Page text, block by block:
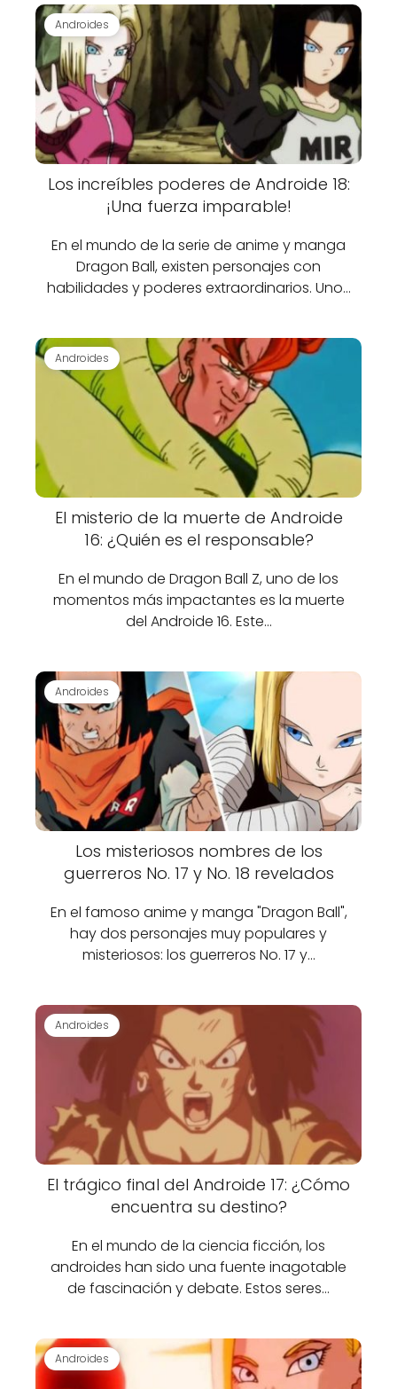
Androides
Los increíbles poderes de Androide 18:
¡Una fuerza imparable!
En el mundo de la serie de anime y manga
Dragon Ball, existen personajes con
habilidades y poderes extraordinarios. Uno…
Androides
El misterio de la muerte de Androide
16: ¿Quién es el responsable?
En el mundo de Dragon Ball Z, uno de los
momentos más impactantes es la muerte
del Androide 16. Este…
Androides
Los misteriosos nombres de los
guerreros No. 17 y No. 18 revelados
En el famoso anime y manga "Dragon Ball",
hay dos personajes muy populares y
misteriosos: los guerreros No. 17 y…
Androides
El trágico final del Androide 17: ¿Cómo
encuentra su destino?
En el mundo de la ciencia ficción, los
androides han sido una fuente inagotable
de fascinación y debate. Estos seres…
Androides